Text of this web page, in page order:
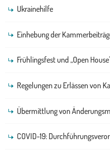
Ukrainehilfe
Einhebung der
Frühlingsfest und „Open
Regelungen zu Erlässen von
Übermittlung von
COVID-19: